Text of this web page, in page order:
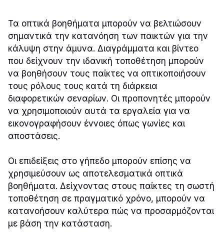
Τα οπτικά βοηθήματα μπορούν να βελτιώσουν
σημαντικά την κατανόηση των παικτών για την
κάλυψη στην άμυνα. Διαγράμματα και βίντεο
που δείχνουν την ιδανική τοποθέτηση μπορούν
να βοηθήσουν τους παίκτες να οπτικοποιήσουν
τους ρόλους τους κατά τη διάρκεια
διαφορετικών σεναρίων. Οι προπονητές μπορούν
να χρησιμοποιούν αυτά τα εργαλεία για να
εικονογραφήσουν έννοιες όπως γωνίες και
αποστάσεις.
Οι επιδείξεις στο γήπεδο μπορούν επίσης να
χρησιμεύσουν ως αποτελεσματικά οπτικά
βοηθήματα. Δείχνοντας στους παίκτες τη σωστή
τοποθέτηση σε πραγματικό χρόνο, μπορούν να
κατανοήσουν καλύτερα πώς να προσαρμόζονται
με βάση την κατάσταση.